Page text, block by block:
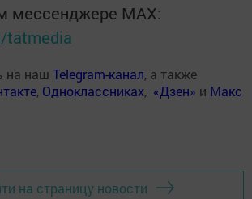
мессенджере MАХ:
tatmedia
на наш Telegram-канал, а также
, Одноклассниках, «Дзен» и Макс
на страницу новости